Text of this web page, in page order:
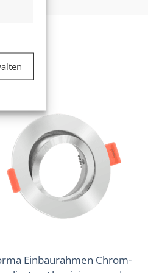
aktiv
Einbaurahmen Chrom-